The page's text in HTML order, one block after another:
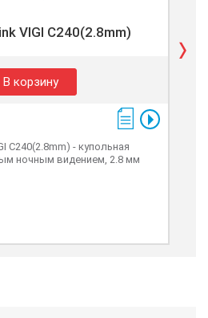
VIGI C240(2.8mm)
В корзину
C240(2.8mm) - купольная
ночным видением, 2.8 мм